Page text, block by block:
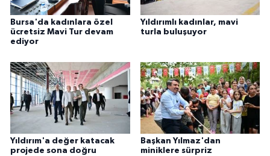
Bursa'da kadınlara özel
ücretsiz Mavi Tur devam
ediyor
Yıldırımlı kadınlar, mavi
turla buluşuyor
Yıldırım'a değer katacak
projede sona doğru
Başkan Yılmaz'dan
miniklere sürpriz